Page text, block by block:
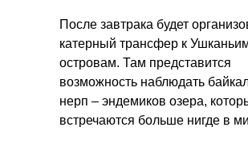
После завтрака будет
катерный трансфер к
островам. Там представится
возможность наблюдать
нерп – эндемиков озера,
встречаются больше нигде в